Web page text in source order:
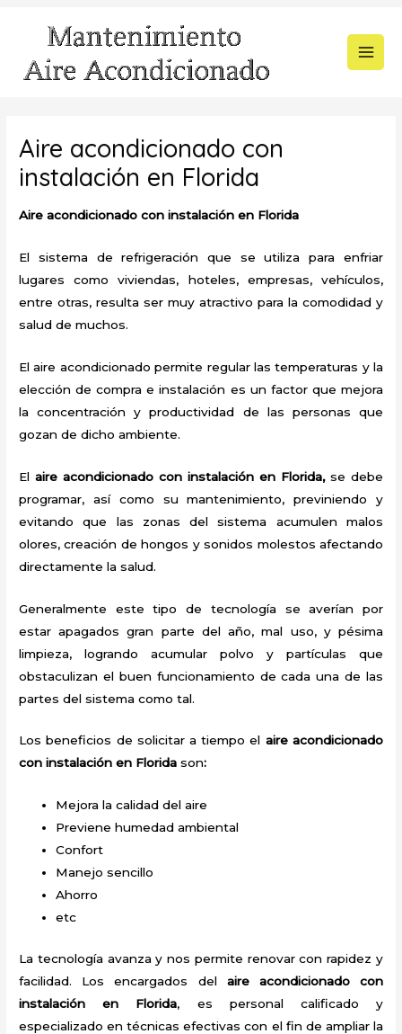
contenido
Aire acondicionado con
instalación en Florida
Aire acondicionado con instalación en Florida
El sistema de refrigeración que se utiliza para enfriar
lugares como viviendas, hoteles, empresas, vehículos,
entre otras, resulta ser muy atractivo para la comodidad y
salud de muchos.
El aire acondicionado permite regular las temperaturas y la
elección de compra e instalación es un factor que mejora
la concentración y productividad de las personas que
gozan de dicho ambiente.
Elaire acondicionado con instalación en Florida,se debe
programar, así como su mantenimiento, previniendo y
evitando que las zonas del sistema acumulen malos
olores, creación de hongos y sonidos molestos afectando
directamente la salud.
Generalmente este tipo de tecnología se averían por
estar apagados gran parte del año, mal uso, y pésima
limpieza, logrando acumular polvo y partículas que
obstaculizan el buen funcionamiento de cada una de las
partes del sistema como tal.
Los beneficios de solicitar a tiempo el aire acondicionado
con instalación en Floridason:
Mejora la calidad del aire
Previene humedad ambiental
Confort
Manejo sencillo
Ahorro
etc
La tecnología avanza y nos permite renovar con rapidez y
facilidad. Los encargados del aire acondicionado con
instalación en Florida, es personal calificado y
especializado en técnicas efectivas con el fin de ampliar la